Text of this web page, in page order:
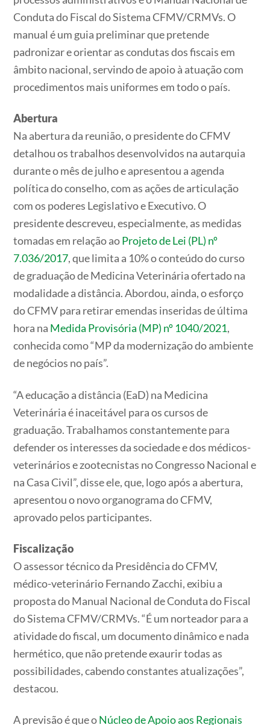
Conduta do Fiscal do Sistema CFMV/CRMVs. O
manual é um guia preliminar que pretende
padronizar e orientar as condutas dos fiscais em
âmbito nacional, servindo de apoio à atuação com
procedimentos mais uniformes em todo o país.
Abertura
Na abertura da reunião, o presidente do CFMV
detalhou os trabalhos desenvolvidos na autarquia
durante o mês de julho e apresentou a agenda
política do conselho, com as ações de articulação
com os poderes Legislativo e Executivo. O
presidente descreveu, especialmente, as medidas
tomadas em relação aoProjeto de Lei (PL) nº
7.036/2017, que limita a 10% o conteúdo do curso
de graduação de Medicina Veterinária ofertado na
modalidade a distância. Abordou, ainda, o esforço
do CFMV para retirar emendas inseridas de última
hora na Medida Provisória (MP) nº 1040/2021,
conhecida como “MP da modernização do ambiente
de negócios no país”.
“A educação a distância (EaD) na Medicina
Veterinária é inaceitável para os cursos de
graduação. Trabalhamos constantemente para
defender os interesses da sociedade e dos médicos-
veterinários e zootecnistas no Congresso Nacional e
na Casa Civil”, disse ele, que, logo após a abertura,
apresentou o novo organograma do CFMV,
aprovado pelos participantes.
Fiscalização
O assessor técnico da Presidência do CFMV,
médico-veterinário Fernando Zacchi, exibiu a
proposta do Manual Nacional de Conduta do Fiscal
do Sistema CFMV/CRMVs. “É um norteador para a
atividade do fiscal, um documento dinâmico e nada
hermético, que não pretende exaurir todas as
possibilidades, cabendo constantes atualizações”,
destacou.
A previsão é que oNúcleo de Apoio aos Regionais